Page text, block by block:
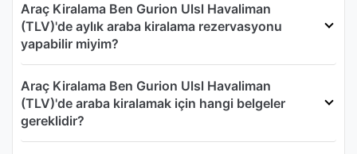
Araç Kiralama Ben Gurion Ulsl Havaliman
(TLV)'de aylık araba kiralama rezervasyonu
yapabilir miyim?
Araç Kiralama Ben Gurion Ulsl Havaliman
(TLV)'de araba kiralamak için hangi belgeler
gereklidir?